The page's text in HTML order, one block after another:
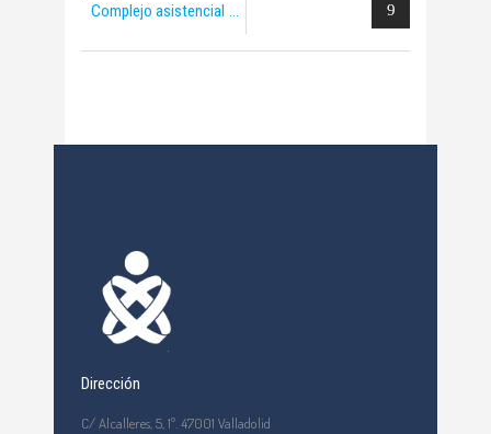
Complejo asistencial
Dirección
C/ Alcalleres, 5, 1º. 47001 Valladolid